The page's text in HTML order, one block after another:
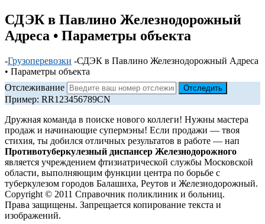
СДЭК в Павлино Железнодорожный
Адреса • Параметры объекта
-Грузоперевозки -СДЭК в Павлино Железнодорожный Адреса
• Параметры объекта
Отслеживание
Пример: RR123456789CN
Дружная команда в поиске нового коллеги! Нужны мастера
продаж и начинающие супермэны! Если продажи — твоя
стихия, ты добился отличных результатов в работе — нап
Противотуберкулезный диспансер Железнодорожного
является учреждением фтизиатрической службы Московской
области, выполняющим функции центра по борьбе с
туберкулезом городов Балашиха, Реутов и Железнодорожный.
Copyright © 2011 Справочник поликлиник и больниц.
Права защищены. Запрещается копирование текста и
изображений.